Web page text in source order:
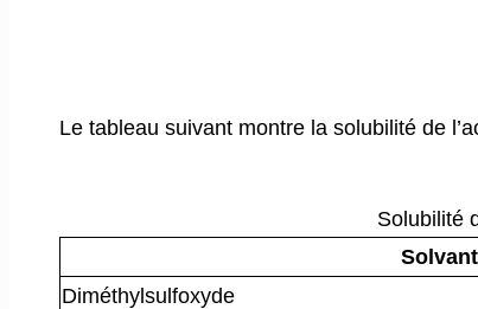
Le tableau suivant montre la solubilité de
Solubilité
Solvant
Diméthylsulfoxyde